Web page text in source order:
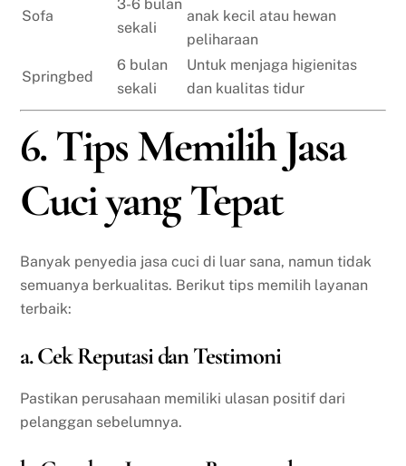
Sofa
3-6 bulan
sekali
anak kecil atau hewan
peliharaan
Springbed
6 bulan
sekali
Untuk menjaga higienitas
dan kualitas tidur
6. Tips Memilih Jasa
Cuci yang Tepat
Banyak penyedia jasa cuci di luar sana, namun tidak
semuanya berkualitas. Berikut tips memilih layanan
terbaik:
a. Cek Reputasi dan Testimoni
Pastikan perusahaan memiliki ulasan positif dari
pelanggan sebelumnya.